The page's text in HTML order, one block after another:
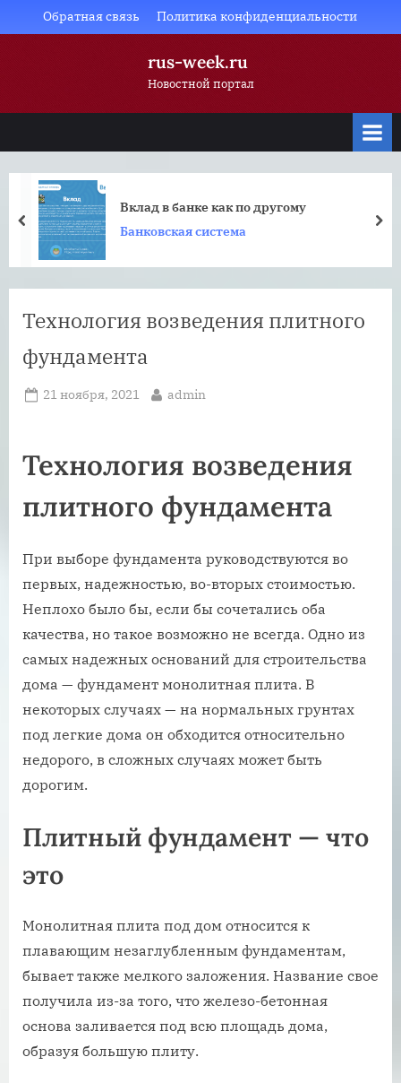
to
Обратная связь Политика конфиденциальности
rus-week.ru
Новостной портал
Вклад в банке как по другому
Банковская система
prev
Технология возведения плитного
фундамента
Posted
21 ноября, 2021 By
admin
Технология возведения
плитного фундамента
При выборе фундамента руководствуются во
первых, надежностью, во-вторых стоимостью.
Неплохо было бы, если бы сочетались оба
качества, но такое возможно не всегда. Одно из
самых надежных оснований для строительства
дома — фундамент монолитная плита. В
некоторых случаях — на нормальных грунтах
под легкие дома он обходится относительно
недорого, в сложных случаях может быть
дорогим.
Плитный фундамент — что
это
Монолитная плита под дом относится к
плавающим незаглубленным фундаментам,
бывает также мелкого заложения. Название свое
получила из-за того, что железо-бетонная
основа заливается под всю площадь дома,
образуя большую плиту.